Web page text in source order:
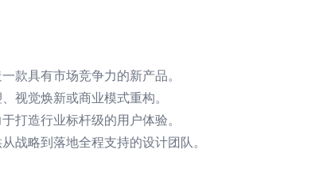
款具有市场竞争力的新产品。
视觉焕新或商业模式重构。
打造行业标杆级的用户体验。
战略到落地全程支持的设计团队。